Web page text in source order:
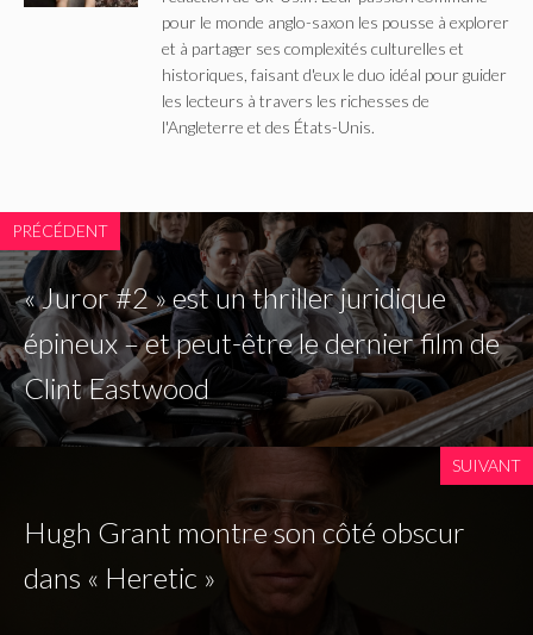
pour le monde anglo-saxon les pousse à explorer
et à partager ses complexités culturelles et
historiques, faisant d'eux le duo idéal pour guider
les lecteurs à travers les richesses de
l'Angleterre et des États-Unis.
PRÉCÉDENT
« Juror #2 » est un thriller juridique
épineux – et peut-être le dernier film de
Clint Eastwood
SUIVANT
Hugh Grant montre son côté obscur
dans « Heretic »